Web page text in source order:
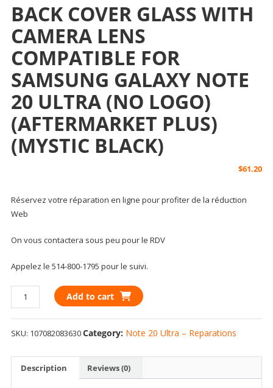
BACK COVER GLASS WITH
CAMERA LENS
COMPATIBLE FOR
SAMSUNG GALAXY NOTE
20 ULTRA (NO LOGO)
(AFTERMARKET PLUS)
(MYSTIC BLACK)
$61.20
Réservez votre réparation en ligne pour profiter de la réduction
Web
On vous contactera sous peu pour le RDV
Appelez le 514-800-1795 pour le suivi.
BACK
COVER
GLASS
WITH
COMPATIBLE
Add to cart
SKU: 107082083630Category: Note 20 Ultra – Reparations
Description Reviews (0)